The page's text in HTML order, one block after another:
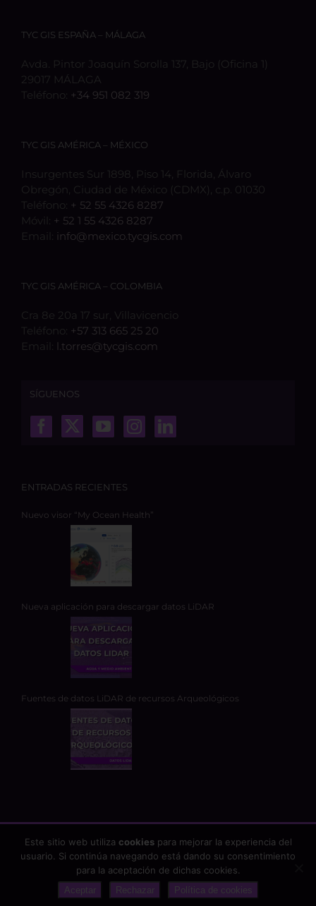
TYC GIS ESPAÑA – MÁLAGA
Avda. Pintor Joaquín Sorolla 137, Bajo (Oficina 1)
29017 MÁLAGA
Teléfono: +34 951 082 319
TYC GIS AMÉRICA – MÉXICO
Insurgentes Sur 1898, Piso 14, Florida, Álvaro
Obregón, Ciudad de México (CDMX), c.p. 01030
Teléfono: + 52 55 4326 8287
Móvil: + 52 1 55 4326 8287
Email: info@mexico.tycgis.com
TYC GIS AMÉRICA – COLOMBIA
Cra 8e 20a 17 sur, Villavicencio
Teléfono: +57 313 665 25 20
Email: l.torres@tycgis.com
SÍGUENOS
ENTRADAS RECIENTES
Nuevo visor “My Ocean Health”
Nueva aplicación para descargar datos LiDAR
Fuentes de datos LiDAR de recursos Arqueológicos
Copyright 2026 - TYC GIS Soluciones Integrales SL | Todos los
derechos reservados |
Este sitio web utiliza cookiespara mejorar la experiencia del
usuario. Si continúa navegando está dando su consentimiento
para la aceptación de dichas cookies.
Aceptar Rechazar Política de cookies